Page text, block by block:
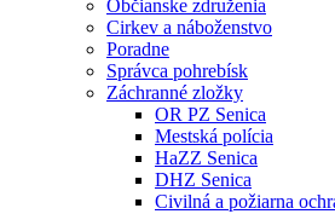
Občianske združenia
Cirkev a náboženstvo
Poradne
Správca pohrebísk
Záchranné zložky
OR PZ Senica
Mestská polícia
HaZZ Senica
DHZ Senica
Civilná a požiarna